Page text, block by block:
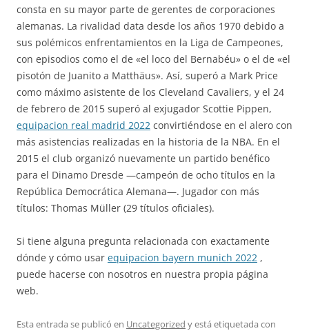
consta en su mayor parte de gerentes de corporaciones
alemanas. La rivalidad data desde los años 1970 debido a
sus polémicos enfrentamientos en la Liga de Campeones,
con episodios como el de «el loco del Bernabéu» o el de «el
pisotón de Juanito a Matthäus». Así, superó a Mark Price
como máximo asistente de los Cleveland Cavaliers, y el 24
de febrero de 2015 superó al exjugador Scottie Pippen,
equipacion real madrid 2022 convirtiéndose en el alero con
más asistencias realizadas en la historia de la NBA. En el
2015 el club organizó nuevamente un partido benéfico
para el Dinamo Dresde —campeón de ocho títulos en la
República Democrática Alemana—. Jugador con más
títulos: Thomas Müller (29 títulos oficiales).
Si tiene alguna pregunta relacionada con exactamente
dónde y cómo usar equipacion bayern munich 2022 ,
puede hacerse con nosotros en nuestra propia página
web.
Esta entrada se publicó en Uncategorized y está etiquetada con